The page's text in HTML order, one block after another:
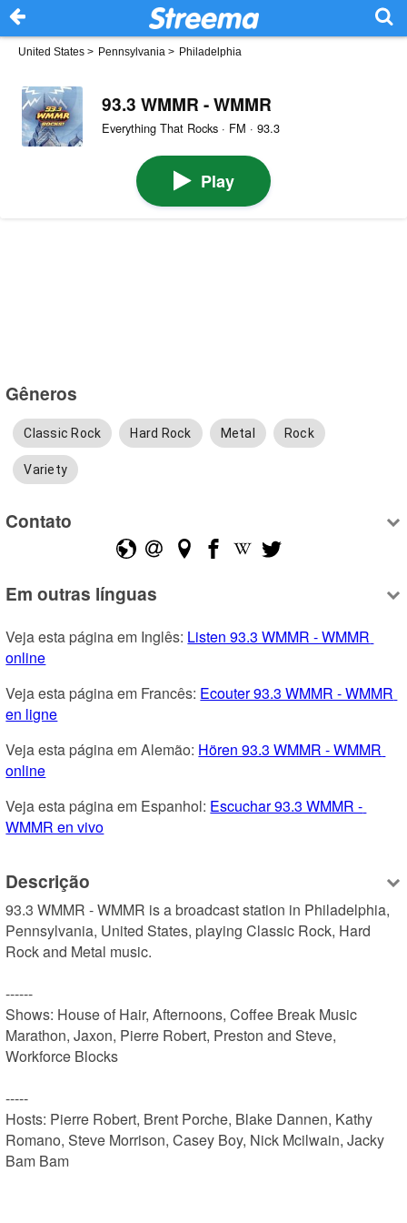
United States > Pennsylvania > Philadelphia
93.3 WMMR - WMMR
Everything That Rocks · FM · 93.3
Play
Gêneros
Classic Rock Hard Rock Metal Rock
Variety
Contato
Em outras línguas
Veja esta página em Inglês: Listen 93.3 WMMR - WMMR
online
Veja esta página em Francês: Ecouter 93.3 WMMR - WMMR
en ligne
Veja esta página em Alemão: Hören 93.3 WMMR - WMMR
online
Veja esta página em Espanhol: Escuchar 93.3 WMMR -
WMMR en vivo
Descrição
93.3 WMMR - WMMR is a broadcast station in Philadelphia,
Pennsylvania, United States, playing Classic Rock, Hard
Rock and Metal music.
------
Shows: House of Hair, Afternoons, Coffee Break Music
Marathon, Jaxon, Pierre Robert, Preston and Steve,
Workforce Blocks
-----
Hosts: Pierre Robert, Brent Porche, Blake Dannen, Kathy
Romano, Steve Morrison, Casey Boy, Nick Mcilwain, Jacky
Bam Bam